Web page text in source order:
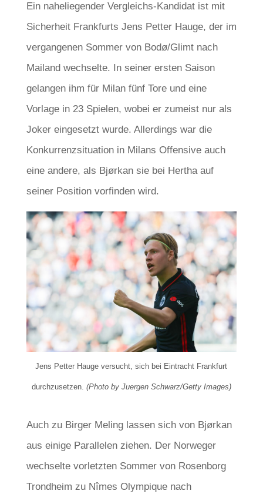
Ein naheliegender Vergleichs-Kandidat ist mit
Sicherheit Frankfurts Jens Petter Hauge, der im
vergangenen Sommer von Bodø/Glimt nach
Mailand wechselte. In seiner ersten Saison
gelangen ihm für Milan fünf Tore und eine
Vorlage in 23 Spielen, wobei er zumeist nur als
Joker eingesetzt wurde. Allerdings war die
Konkurrenzsituation in Milans Offensive auch
eine andere, als Bjørkan sie bei Hertha auf
seiner Position vorfinden wird.
Jens Petter Hauge versucht, sich bei Eintracht Frankfurt
durchzusetzen. (Photo by Juergen Schwarz/Getty Images)
Auch zu Birger Meling lassen sich von Bjørkan
aus einige Parallelen ziehen. Der Norweger
wechselte vorletzten Sommer von Rosenborg
Trondheim zu Nîmes Olympique nach